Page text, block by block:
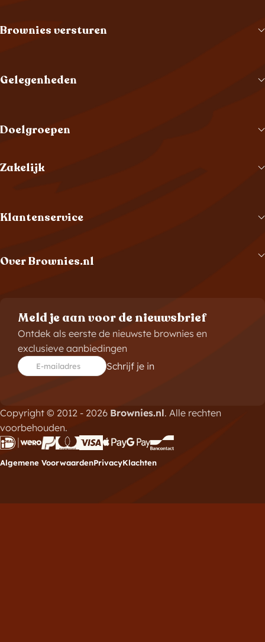
Brownies versturen
Gelegenheden
Doelgroepen
Zakelijk
Klantenservice
Over Brownies.nl
Meld je aan voor de nieuwsbrief
Ontdek als eerste de nieuwste brownies en
exclusieve aanbiedingen
E-mailadres Schrijf je in
Copyright © 2012 - 2026 Brownies.nl. Alle rechten
voorbehouden.
Algemene VoorwaardenPrivacyKlachten